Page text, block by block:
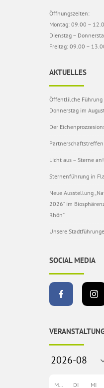
Öffnungszeiten:
Montag: 09.00 –
Dienstag –
Freitag: 09.00 –
AKTUELLES
Öffentlilche Führung
Donnerstag im
Der
Licht aus – Sterne an!
Sternenführung in
Neue Ausstellung
2026“ im
Rhön“
Unsere
SOCIAL MEDIA
DI MI